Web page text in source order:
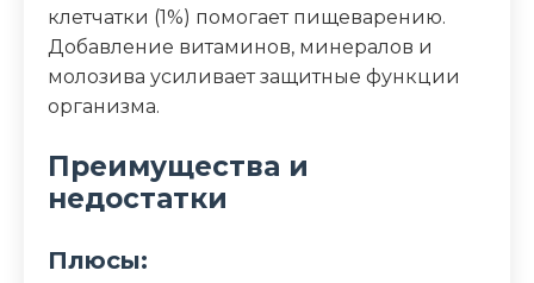
клетчатки (1%) помогает пищеварению.
Добавление витаминов, минералов и
молозива усиливает защитные функции
организма.
Преимущества и
недостатки
Плюсы: